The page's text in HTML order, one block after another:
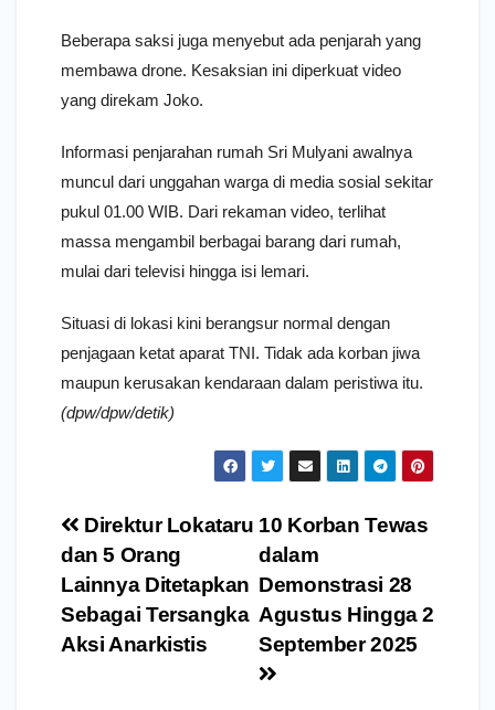
Beberapa saksi juga menyebut ada penjarah yang
membawa drone. Kesaksian ini diperkuat video
yang direkam Joko.
Informasi penjarahan rumah Sri Mulyani awalnya
muncul dari unggahan warga di media sosial sekitar
pukul 01.00 WIB. Dari rekaman video, terlihat
massa mengambil berbagai barang dari rumah,
mulai dari televisi hingga isi lemari.
Situasi di lokasi kini berangsur normal dengan
penjagaan ketat aparat TNI. Tidak ada korban jiwa
maupun kerusakan kendaraan dalam peristiwa itu.
(dpw/dpw/detik)
Navigasi
pos
10 Korban Tewas
dalam
Demonstrasi 28
Agustus Hingga 2
September 2025
Direktur Lokataru
dan 5 Orang
Lainnya Ditetapkan
Sebagai Tersangka
Aksi Anarkistis